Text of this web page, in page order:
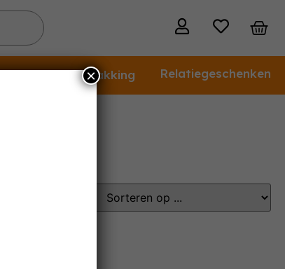
Cadeauverpakking Relatiegeschenken
×